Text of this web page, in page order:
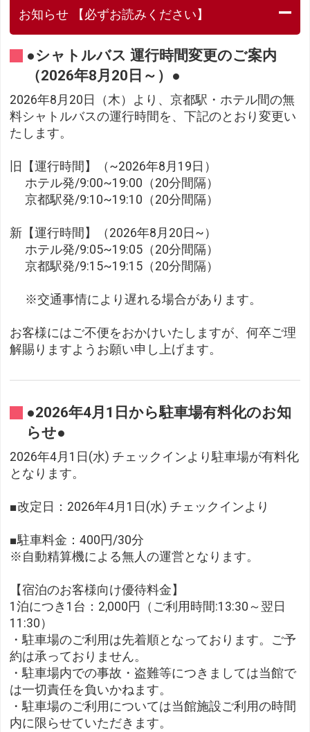
お知らせ 【必ずお読みください】
●シャトルバス 運行時間変更のご案内
（2026年8月20日～）●
2026年8月20日（木）より、京都駅・ホテル間の無
料シャトルバスの運行時間を、下記のとおり変更い
たします。
旧【運行時間】（~2026年8月19日）
ホテル発/9:00~19:00（20分間隔）
京都駅発/9:10~19:10（20分間隔）
新【運行時間】（2026年8月20日~）
ホテル発/9:05~19:05（20分間隔）
京都駅発/9:15~19:15（20分間隔）
※交通事情により遅れる場合があります。
お客様にはご不便をおかけいたしますが、何卒ご理
解賜りますようお願い申し上げます。
●2026年4月1日から駐車場有料化のお知
らせ●
2026年4月1日(水) チェックインより駐車場が有料化
となります。
■改定日：2026年4月1日(水) チェックインより
■駐車料金：400円/30分
※自動精算機による無人の運営となります。
【宿泊のお客様向け優待料金】
1泊につき1台：2,000円（ご利用時間:13:30～翌日
11:30）
・駐車場のご利用は先着順となっております。ご予
約は承っておりません。
・駐車場内での事故・盗難等につきましては当館で
は一切責任を負いかねます。
・駐車場のご利用については当館施設ご利用の時間
内に限らせていただきます。